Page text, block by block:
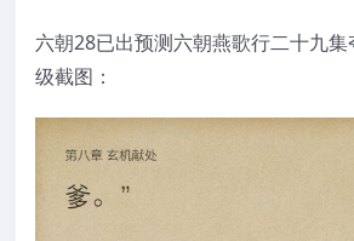
六朝28已出预测六朝燕歌行二十九
级截图：